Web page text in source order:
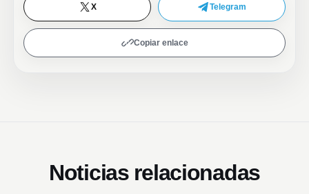
X Telegram
Copiar enlace
Noticias relacionadas